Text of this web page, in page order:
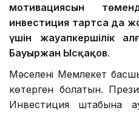
мотивациясын
инвестиция тартса да
үшін жауапкершілік
Бауыржан Ысқақов.
Мәселені Мемлекет
көтерген болатын.
Инвестиция штабына